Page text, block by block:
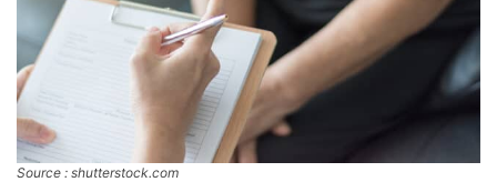
Source : shutterstock.com